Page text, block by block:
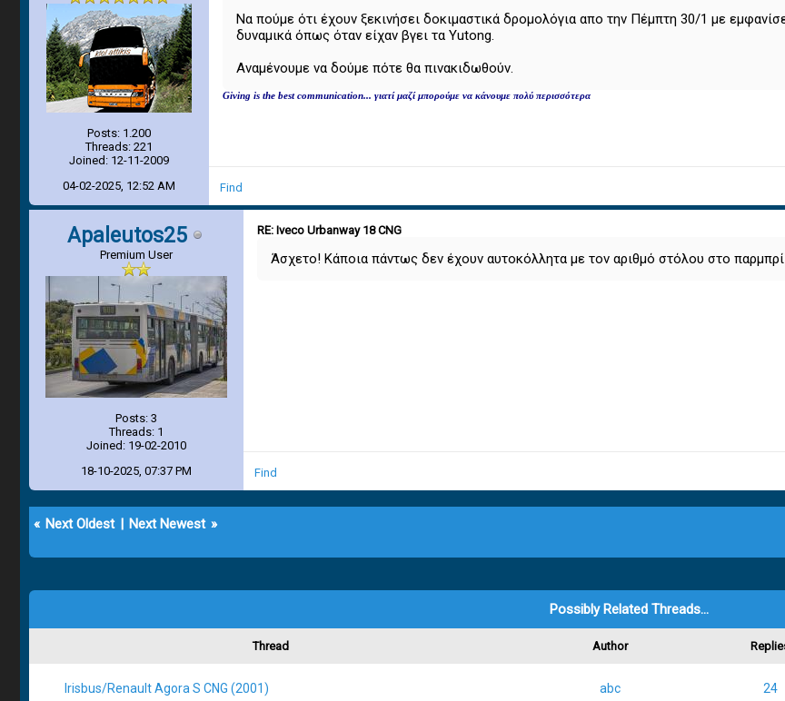
Posts: 1.200
Threads: 221
Joined: 12-11-2009
Να πούμε ότι έχουν ξεκινήσει δοκιμαστικά δρομολόγια απο την Πέμπτη 30/1 με
δυναμικά όπως όταν είχαν βγει τα Yutong.
Αναμένουμε να δούμε πότε θα πινακιδωθούν.
Giving is the best communication... γιατί μαζί μπορούμε να κάνουμε πολύ περισσότερα
04-02-2025, 12:52 AM Find
Apaleutos25
Premium User
Posts: 3
Threads: 1
Joined: 19-02-2010
RE: Iveco Urbanway 18 CNG
Άσχετο! Κάποια πάντως δεν έχουν αυτοκόλλητα με τον αριθμό στόλου στο
18-10-2025, 07:37 PM Find
« Next Oldest | Next Newest »
Possibly Related Threads…
Thread Author
Irisbus/Renault Agora S CNG (2001) abc 24